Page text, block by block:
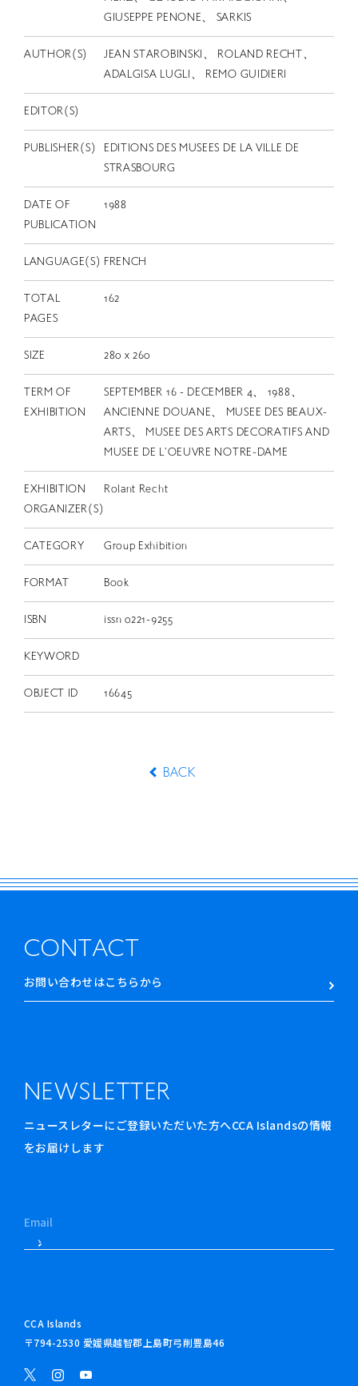
GIUSEPPE PENONE、 SARKIS
AUTHOR(S)
JEAN STAROBINSKI、 ROLAND RECHT、
ADALGISA LUGLI、 REMO GUIDIERI
EDITOR(S)
PUBLISHER(S)
EDITIONS DES MUSEES DE LA VILLE DE
STRASBOURG
DATE OF
PUBLICATION
1988
LANGUAGE(S) FRENCH
TOTAL
PAGES
162
SIZE 280 x 260
TERM OF
EXHIBITION
SEPTEMBER 16 - DECEMBER 4、 1988、
ANCIENNE DOUANE、 MUSEE DES BEAUX-
ARTS、 MUSEE DES ARTS DECORATIFS AND
MUSEE DE L'OEUVRE NOTRE-DAME
EXHIBITION
ORGANIZER(S)
Rolant Recht
CATEGORY Group Exhibition
FORMAT Book
ISBN issn 0221-9255
KEYWORD
OBJECT ID 16645
BACK
CONTACT
お問い合わせはこちらから
NEWSLETTER
ニュースレターにご登録いただいた方へCCA Islandsの情報
をお届けします
CCA Islands
〒794-2530 愛媛県越智郡上島町弓削豊島46